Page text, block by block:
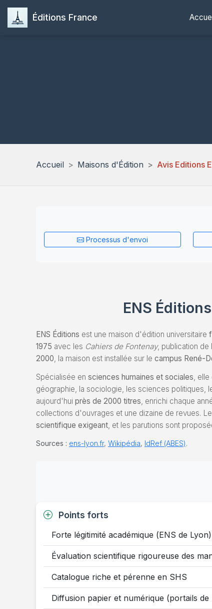
Éditions France
Accueil Maisons d'Édition Avis Editions
Processus d'envoi
ENS
ENS Éditions est une maison d'édition universitaire
1975 avec les Cahiers de Fontenay, publication de
2000, la maison est installée sur le campus René-
Spécialisée en sciences humaines et sociales ,
géographie, la sociologie, les sciences
aujourd'hui près de 2000 titres , enrichi chaque
collections d'ouvrages et une dizaine de revues.
scientifique exigeant , et les parutions sont
Sources : ens-lyon.fr, Wikipédia, IdRef (ABES).
Points forts
Forte légitimité académique (ENS de Lyon)
Évaluation scientifique rigoureuse des
Catalogue riche et pérenne en SHS
Diffusion papier et numérique (portails